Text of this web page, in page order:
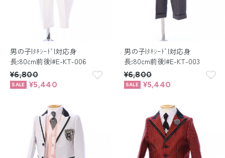
男の子|ﾀｷｼｰﾄﾞ|対応身
長:80cm前後|#E-KT-006
¥6,800
¥5,440
男の子|ﾀｷｼｰﾄﾞ|対応身
長:80cm前後|#E-KT-003
¥6,800
¥5,440